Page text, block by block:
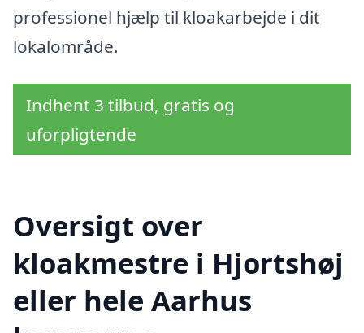
professionel hjælp til kloakarbejde i dit
lokalområde.
Indhent 3 tilbud, gratis og
uforpligtende
Oversigt over
kloakmestre i Hjortshøj
eller hele Aarhus